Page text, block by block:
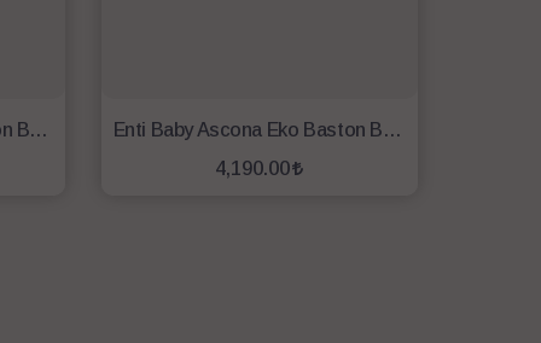
Enti Baby Ascona Eko Baston Bebek Arabası-Fuşya Enti Baby Ascona Eko Baston Bebek Arabası-Kırmızı
4,190.00